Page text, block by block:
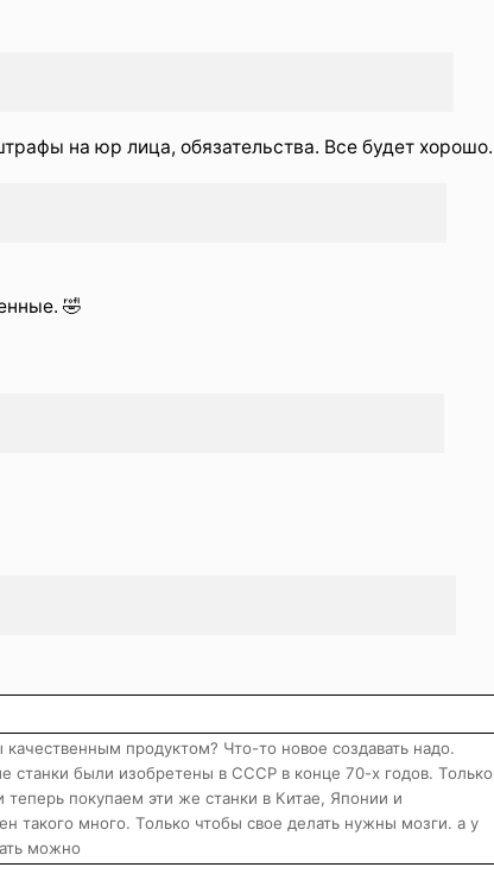
на юр лица, обязательства. Все будет хорошо.
🤣
продуктом? Что-то новое создавать надо.
станки были изобретены в СССР в конце 70-х годов. Только
покупаем эти же станки в Китае, Японии и
такого много. Только чтобы свое делать нужны мозги. а у
можно